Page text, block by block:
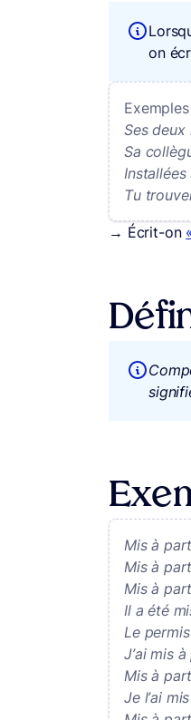
on
Ses deux
Sa
Tu
→ Écrit-on
Mis à
Mis à
Mis à
Il a été
Le
J’ai mis
Mis à
Je l’ai